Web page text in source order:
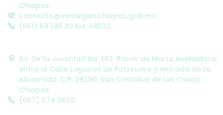
Chiapas.
contacto@semuigen.chiapas.gob.mx
(961) 69 140 20 Ext. 68022
Av. De la Juventud No. 143, Barrio de María Auxiliadora,
entre la Calle Lagunas de Patzcuaro y entrada de La
Albarrada. C.P. 29290. San Cristóbal de las Casas,
Chiapas.
(967) 674 5650